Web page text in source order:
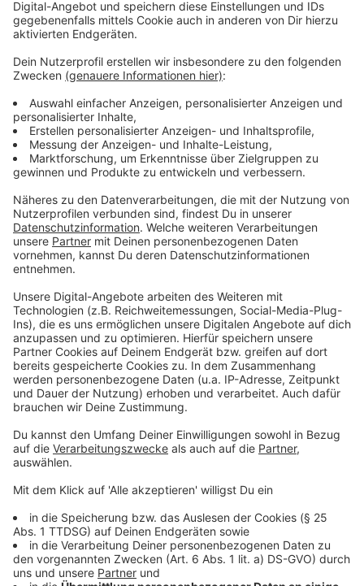
im vergangenen Jahr. Auch die Entscheidung rund um
das letzte reguläre Studioalbum spielt in der
deutlich, dass die Bandmitglieder in dieser Frage
unterschiedliche Ansichten haben.
Anzeige
Album erscheint nächste Woche
Anzeige
Das neue Album der Toten Hosen erscheint am
Freitag, 29. Mai 2026. Anfang Juni startet dann die
Tour durch Deutschland, Österreich, die Schweiz und
Luxemburg. Die beidenDüsseldorf-Konzerteim Juli
sind bereits seit Längerem ausverkauft.
Anzeige
Mehr Infos und Links zum Thema:
Anzeige
Der Trailer zur Doku
So haben wir über die erste Single der Hosen berichtet
Die Toten Hosen kündigen letztes Studioalbum an